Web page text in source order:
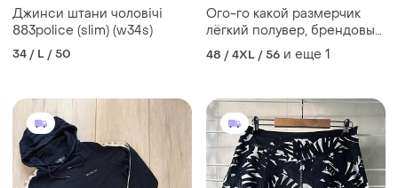
Джинси штани чоловічі
883police (slim) (w34s)
34 / L / 50
Ого-го какой размерчик
лёгкий полувер, брендовый
свитшот на крупного
мужчину
48 / 4XL / 56 и еще 1